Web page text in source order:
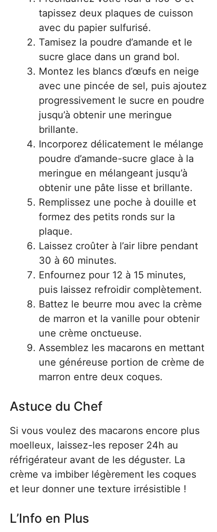
tapissez deux plaques de cuisson
avec du papier sulfurisé.
Tamisez la poudre d’amande et le
sucre glace dans un grand bol.
Montez les blancs d’œufs en neige
avec une pincée de sel, puis ajoutez
progressivement le sucre en poudre
jusqu’à obtenir une meringue
brillante.
Incorporez délicatement le mélange
poudre d’amande-sucre glace à la
meringue en mélangeant jusqu’à
obtenir une pâte lisse et brillante.
Remplissez une poche à douille et
formez des petits ronds sur la
plaque.
Laissez croûter à l’air libre pendant
30 à 60 minutes.
Enfournez pour 12 à 15 minutes,
puis laissez refroidir complètement.
Battez le beurre mou avec la crème
de marron et la vanille pour obtenir
une crème onctueuse.
Assemblez les macarons en mettant
une généreuse portion de crème de
marron entre deux coques.
Astuce du Chef
Si vous voulez des macarons encore plus
moelleux, laissez-les reposer 24h au
réfrigérateur avant de les déguster. La
crème va imbiber légèrement les coques
et leur donner une texture irrésistible !
L’Info en Plus